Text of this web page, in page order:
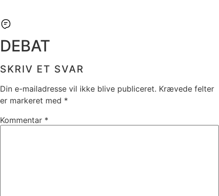
DEBAT
SKRIV ET SVAR
Din e-mailadresse vil ikke blive publiceret. Krævede felter
er markeret med *
Kommentar *